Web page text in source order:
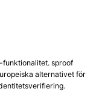
sproof
alternativet för